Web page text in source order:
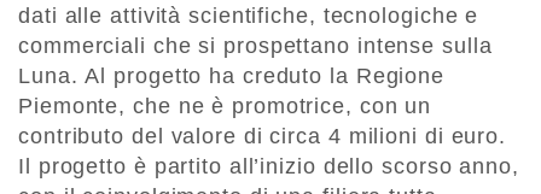
dati alle attività scientifiche, tecnologiche e
commerciali che si prospettano intense sulla
Luna. Al progetto ha creduto la Regione
Piemonte, che ne è promotrice, con un
contributo del valore di circa 4 milioni di euro.
Il progetto è partito all’inizio dello scorso anno,